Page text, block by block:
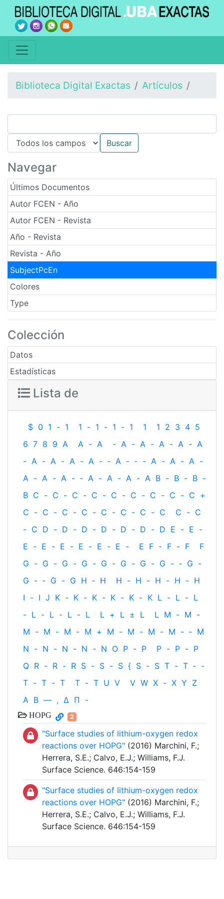
Biblioteca Digital Exactas Artículos
Navegar
Últimos Documentos
Autor FCEN - Año
Autor FCEN - Revista
Año - Revista
Revista - Año
SubjectPcEn
Colores
Type
Colección
Datos
Estadísticas
Lista de
$ 0 1 - 1 1 - 1 - 1 - 1 1 1 2 3 4 5
6 7 8 9 A A - A - A - A - A - A - A
- A - A - A - A - ‐ A - ‐ - A - A - A -
A - A - A - ‐ A - A - A - A B - B - B -
B C - C - C - C - C - C - C - C - C +
C - C - C - C - C - C - C - C C - C
- C D - D - D - D - D - D - D E - E -
E - E - E - E - E - E - E F - F - F
F
G - G - G - G - G - G - G - G - ‐ G -
G - ‐ G - G H ‐ H H - H - H - H - H
I - I J K - K - K - K - K - K L - L - L
- L - L - L - L L + L ± L L M - M -
M - M - M - M + M - M - M - M - ‐ M
N - N - N - N - N O P - P P - P - P
Q R - R - R S - S - S { S - S T - T ‐ -
T - T - T T - T U V V W X - X Y Z
Α Β — , Δ Π -
HOPG 2
"Surface studies of lithium-oxygen redox
reactions over HOPG" (2016) Marchini, F.;
Herrera, S.E.; Calvo, E.J.; Williams, F.J.
Surface Science. 646:154-159
"Surface studies of lithium-oxygen redox
reactions over HOPG" (2016) Marchini, F.;
Herrera, S.E.; Calvo, E.J.; Williams, F.J.
Surface Science. 646:154-159